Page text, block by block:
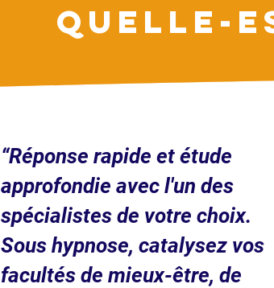
QUELLE-
“Réponse rapide et étude
approfondie avec l'un des
spécialistes de votre choix.
Sous hypnose, catalysez vos
facultés de mieux-être, de